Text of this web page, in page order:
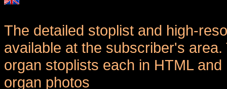
The detailed stoplist and high-
available at the subscriber's
organ stoplists each in HTML
organ photos